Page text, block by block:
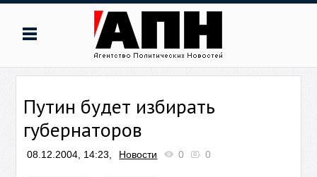
Путин будет избирать
губернаторов
08.12.2004, 14:23, Новости 0 0